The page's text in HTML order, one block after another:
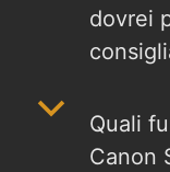
dovrei
b
Quali
Canon